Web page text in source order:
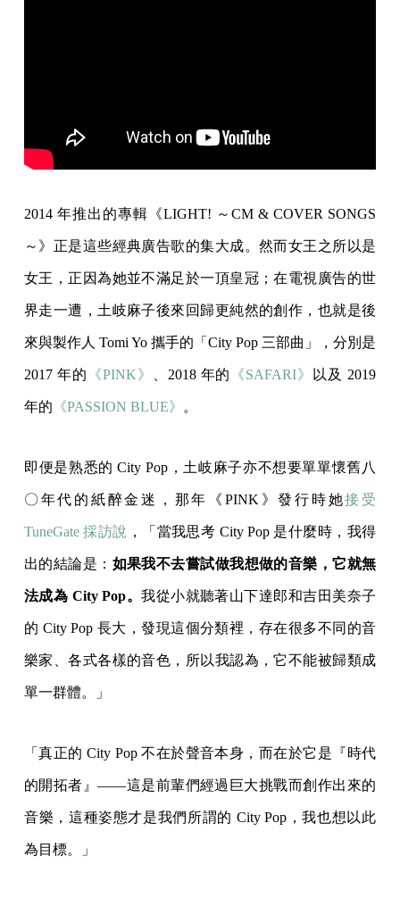
2014 年推出的專輯《LIGHT! ～CM & COVER SONGS
～》正是這些經典廣告歌的集大成。然而女王之所以是
女王，正因為她並不滿足於一頂皇冠；在電視廣告的世
界走一遭，土岐麻子後來回歸更純然的創作，也就是後
來與製作人 Tomi Yo 攜手的「City Pop 三部曲」，分別是
2017 年的 《PINK》 、2018 年的 《SAFARI》 以及 2019
年的 《PASSION BLUE》 。
即便是熟悉的 City Pop，土岐麻子亦不想要單單懷舊八
〇年代的紙醉金迷，那年《PINK》發行時她接受
TuneGate 採訪說 ，「當我思考 City Pop 是什麼時，我得
出的結論是： 如果我不去嘗試做我想做的音樂，它就無
法成為 City Pop。我從小就聽著山下達郎和吉田美奈子
的 City Pop 長大，發現這個分類裡，存在很多不同的音
樂家、各式各樣的音色，所以我認為，它不能被歸類成
單一群體。」
「真正的 City Pop 不在於聲音本身，而在於它是『時代
的開拓者』——這是前輩們經過巨大挑戰而創作出來的
音樂，這種姿態才是我們所謂的 City Pop，我也想以此
為目標。」